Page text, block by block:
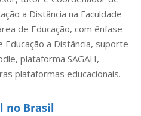
a Distância na Faculdade
de Educação, com ênfase
Educação a Distância, suporte
plataforma SAGAH,
plataformas educacionais.
no Brasil